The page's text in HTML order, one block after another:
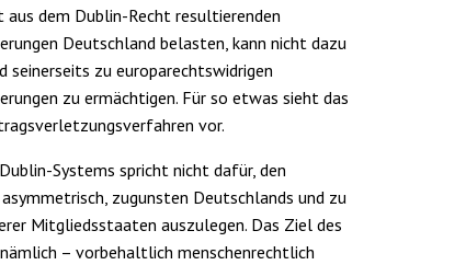
dem Dublin-Recht resultierenden
Deutschland belasten, kann nicht dazu
seinerseits zu europarechtswidrigen
zu ermächtigen. Für so etwas sieht das
vor.
Systems spricht nicht dafür, den
zugunsten Deutschlands und zu
Mitgliedsstaaten auszulegen. Das Ziel des
– vorbehaltlich menschenrechtlich